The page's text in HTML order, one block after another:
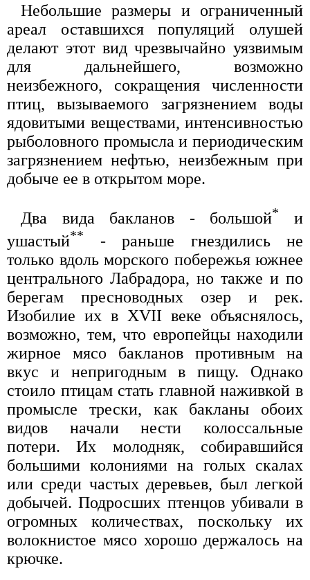
Небольшие размеры и ограниченный
ареал оставшихся популяций олушей
делают этот вид чрезвычайно уязвимым
для дальнейшего, возможно
неизбежного, сокращения численности
птиц, вызываемого загрязнением воды
ядовитыми веществами, интенсивностью
рыболовного промысла и периодическим
загрязнением нефтью, неизбежным при
добыче ее в открытом море.
Два вида бакланов - большой*
и
ушастый**
- раньше гнездились не
только вдоль морского побережья южнее
центрального Лабрадора, но также и по
берегам пресноводных озер и рек.
Изобилие их в XVII веке объяснялось,
возможно, тем, что европейцы находили
жирное мясо бакланов противным на
вкус и непригодным в пищу. Однако
стоило птицам стать главной наживкой в
промысле трески, как бакланы обоих
видов начали нести колоссальные
потери. Их молодняк, собиравшийся
большими колониями на голых скалах
или среди частых деревьев, был легкой
добычей. Подросших птенцов убивали в
огромных количествах, поскольку их
волокнистое мясо хорошо держалось на
крючке.